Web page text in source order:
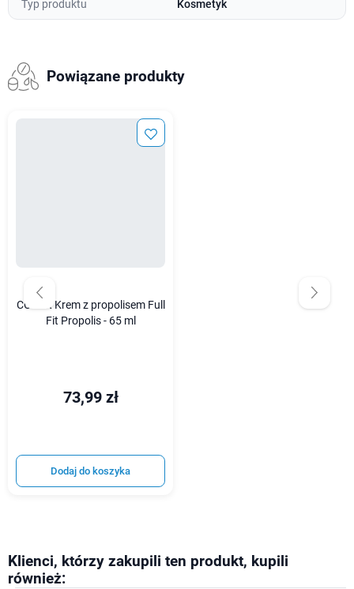
Typ produktu Kosmetyk
Powiązane produkty
COSRX Krem z propolisem Full
Fit Propolis - 65 ml
73,99 zł
Dodaj do koszyka
Klienci, którzy zakupili ten produkt, kupili
również: